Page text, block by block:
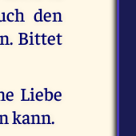
den
Bittet
Liebe
kann.